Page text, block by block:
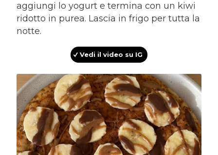
aggiungi lo yogurt e termina con un kiwi
ridotto in purea. Lascia in frigo per tutta la
notte.
Vedi il video su IG